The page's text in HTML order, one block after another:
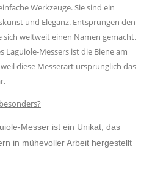
Werkzeuge. Sie sind ein
und Eleganz. Entsprungen den
sich weltweit einen Namen gemacht.
Laguiole-Messers ist die Biene am
diese Messerart ursprünglich das
Messer ist ein Unikat, das
in mühevoller Arbeit hergestellt